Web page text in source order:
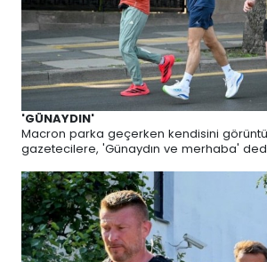
'GÜNAYDIN'
Macron parka geçerken kendisini
gazetecilere, 'Günaydın ve merhaba'